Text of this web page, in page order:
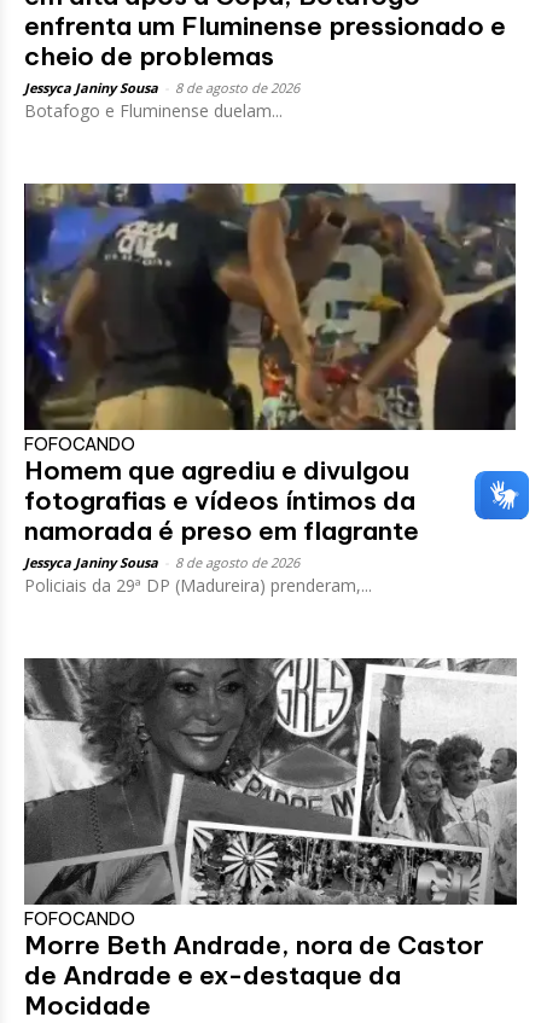
enfrenta um Fluminense pressionado e
cheio de problemas
Jessyca Janiny Sousa 8 de agosto de 2026
Botafogo e Fluminense duelam...
FOFOCANDO
Homem que agrediu e divulgou
fotografias e vídeos íntimos da
namorada é preso em flagrante
Jessyca Janiny Sousa 8 de agosto de 2026
Policiais da 29ª DP (Madureira) prenderam,...
FOFOCANDO
Morre Beth Andrade, nora de Castor
de Andrade e ex-destaque da
Mocidade